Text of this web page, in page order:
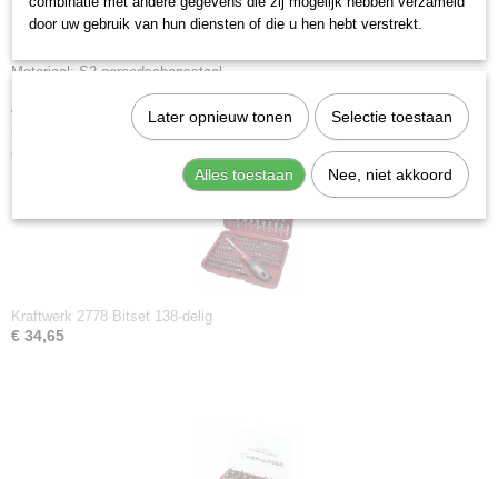
6 stift bits (3, 4, 5, 6, 7, 8mm)
1 snelwissel bithouder
Materiaal: S2 gereedschapsstaal
Aandrijfgrootte: 1/4 inch
Kraftwerk 2778 Bitset 138-delig
€ 34,65
door uw gebruik van hun diensten of die u hen hebt verstrekt.
Later opnieuw tonen Selectie toestaan
Alles toestaan Nee, niet akkoord